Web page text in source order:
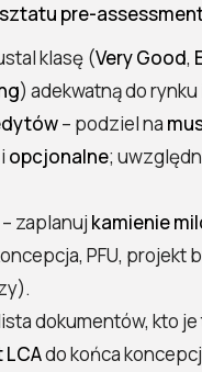
pre-
klasę (Very Good,
) adekwatną do
– podziel na
i opcjonalne;
– zaplanuj kamienie
PFU, projekt
dokumentów, kto
do końca